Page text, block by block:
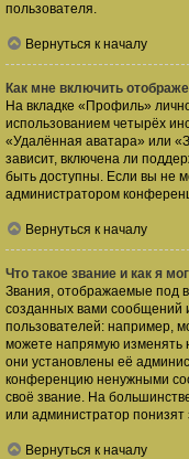
пользователя.
Вернуться к началу
Как мне включить
На вкладке «Профиль»
использованием четырёх
«Удалённая аватара» или
зависит, включена ли
быть доступны. Если вы не
администратором
Вернуться к началу
Что такое звание и как я
Звания, отображаемые под
созданных вами
пользователей: например,
можете напрямую изменять
они установлены её
конференцию ненужными
своё звание. На
или администратор
Вернуться к началу